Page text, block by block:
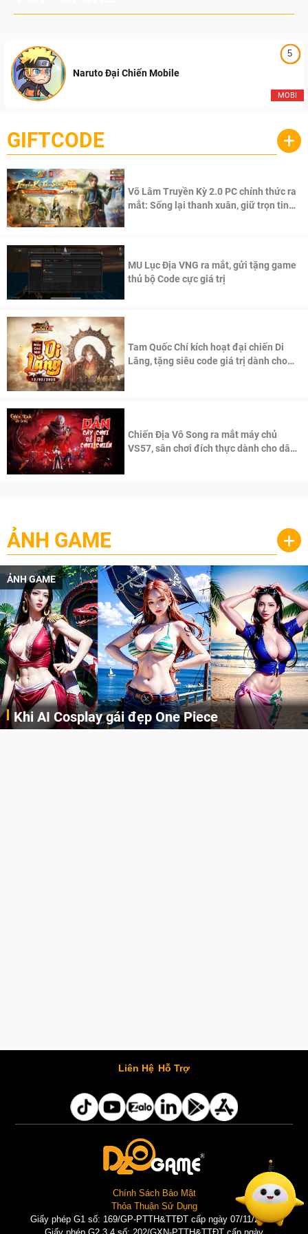
5
MOBI
Naruto Đại Chiến Mobile
GIFTCODE +
Võ Lâm Truyền Kỳ 2.0 PC chính thức ra
mắt: Sống lại thanh xuân, giữ trọn tinh
MU Lục Địa VNG ra mắt, gửi tặng game
thủ bộ Code cực giá trị
Tam Quốc Chí kích hoạt đại chiến Di
Lăng, tặng siêu code giá trị dành cho
Chiến Địa Vô Song ra mắt máy chủ
VS57, sân chơi đích thực dành cho dân
ẢNH GAME +
ẢNH GAME
Cosplay Xiangling siêu cute
Liên Hệ Hỗ Trợ
Chính Sách Bảo Mật
Thỏa Thuận Sử Dụng
Giấy phép G1 số: 169/GP-PTTH&TTĐT cấp ngày 07/11/2025 |